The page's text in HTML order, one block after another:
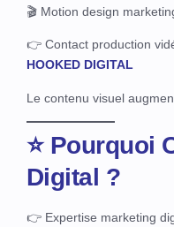
🎬 Motion design
👉 Contact production
HOOKED DIGITAL
Le contenu visuel
⭐ Pourquoi
Digital ?
👉 Expertise marketing